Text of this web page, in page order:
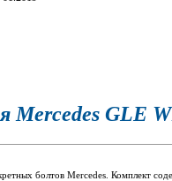
Mercedes GLE
болтов Mercedes. Комплект